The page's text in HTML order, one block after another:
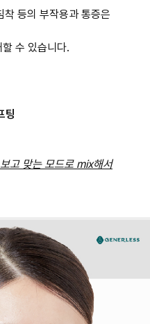
등의 부작용과 통증은
수 있습니다.
팅
고 맞는 모드로 mix해서